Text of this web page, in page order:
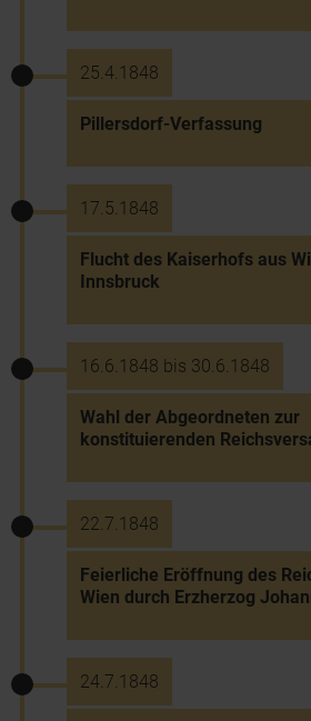
25.4.1848
Pillersdorf-Verfassung
17.5.1848
Flucht des Kaiserhofs aus
Innsbruck
16.6.1848 bis 30.6.1848
Wahl der Abgeordneten zur
konstituierenden
22.7.1848
Feierliche Eröffnung des
Wien durch Erzherzog
24.7.1848